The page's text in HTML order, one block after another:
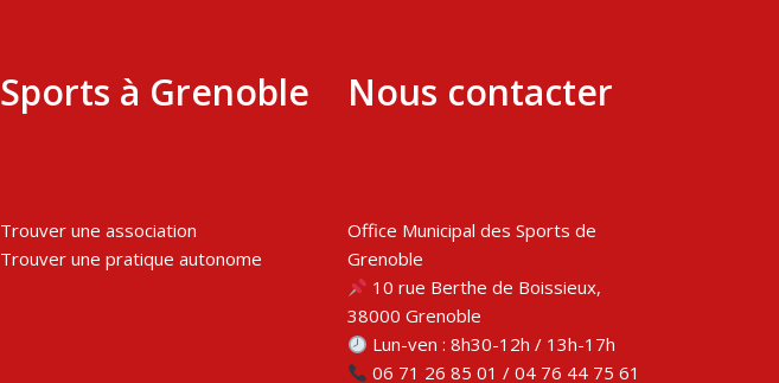
Sports à Grenoble
Trouver une association
Trouver une pratique autonome
Nous contacter
Office Municipal des Sports de
Grenoble
10 rue Berthe de Boissieux,
38000 Grenoble
Lun-ven : 8h30-12h / 13h-17h
06 71 26 85 01 / 04 76 44 75 61